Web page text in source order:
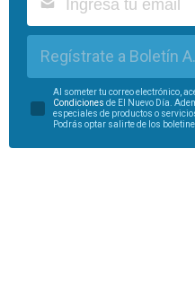
Regístrate a Boletín
Al someter tu correo electrónico,
Condiciones de El Nuevo Día.
especiales de productos o
Podrás optar salirte de los